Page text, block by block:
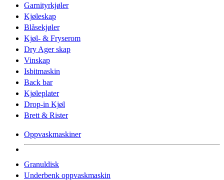
Garnityrkjøler
Kjøleskap
Blåsekjøler
Kjøl- & Fryserom
Dry Ager skap
Vinskap
Isbitmaskin
Back bar
Kjøleplater
Drop-in Kjøl
Brett & Rister
Oppvaskmaskiner
Granuldisk
Underbenk oppvaskmaskin